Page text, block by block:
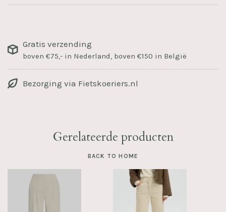
Gratis verzending
boven €75,- in Nederland, boven €150 in België
Bezorging via Fietskoeriers.nl
Gerelateerde producten
BACK TO HOME